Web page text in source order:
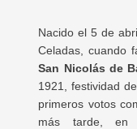
Nacido el 5 de
Celadas, cuando
San Nicolás de
1921, festividad
primeros votos
más tarde, en